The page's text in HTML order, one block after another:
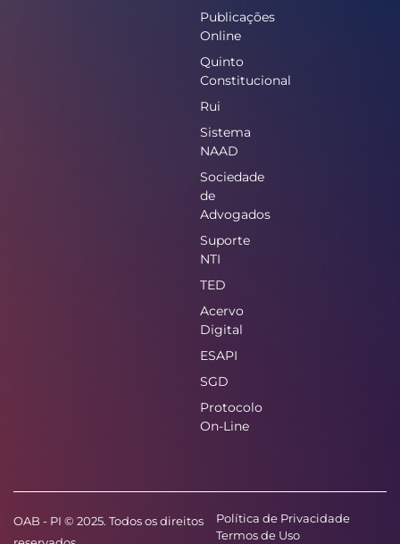
Publicações
Online
Quinto
Constitucional
Rui
Sistema
NAAD
Sociedade
de
Advogados
Suporte
NTI
TED
Acervo
Digital
ESAPI
SGD
Protocolo
On-Line
OAB - PI © 2025. Todos os direitos
Política de Privacidade
Termos de Uso